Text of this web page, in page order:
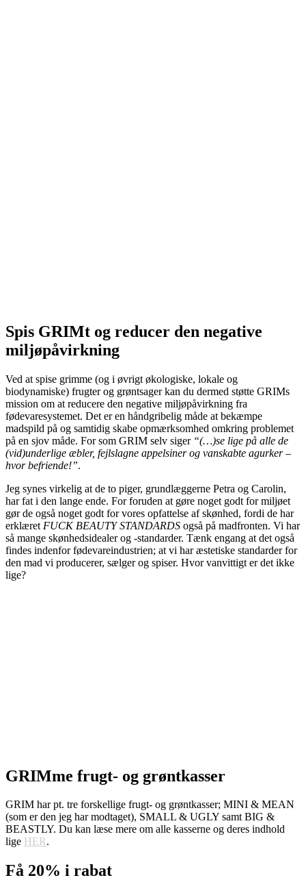
Spis GRIMt og reducer den negative
miljøpåvirkning
Ved at spise grimme (og i øvrigt økologiske, lokale og
biodynamiske) frugter og grøntsager kan du dermed støtte GRIMs
mission om at reducere den negative miljøpåvirkning fra
fødevaresystemet. Det er en håndgribelig måde at bekæmpe
madspild på og samtidig skabe opmærksomhed omkring problemet
på en sjov måde. For som GRIM selv siger “(…)se lige på alle de
(vid)underlige æbler, fejlslagne appelsiner og vanskabte agurker –
hvor befriende!”.
Jeg synes virkelig at de to piger, grundlæggerne Petra og Carolin,
har fat i den lange ende. For foruden at gøre noget godt for miljøet
gør de også noget godt for vores opfattelse af skønhed, fordi de har
erklæret FUCK BEAUTY STANDARDS også på madfronten. Vi har
så mange skønhedsidealer og -standarder. Tænk engang at det også
findes indenfor fødevareindustrien; at vi har æstetiske standarder for
den mad vi producerer, sælger og spiser. Hvor vanvittigt er det ikke
lige?
GRIMme frugt- og grøntkasser
GRIM har pt. tre forskellige frugt- og grøntkasser; MINI & MEAN
(som er den jeg har modtaget), SMALL & UGLY samt BIG &
BEASTLY. Du kan læse mere om alle kasserne og deres indhold
lige HER.
Få 20% i rabat